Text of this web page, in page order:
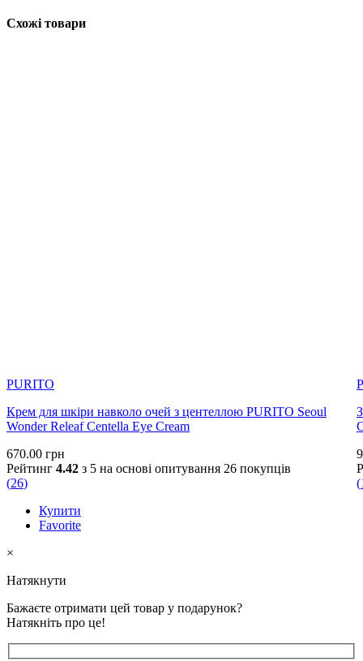
Схожі товари
PURITO
Крем для шкіри навколо очей з центеллою PURITO Seoul
Wonder Releaf Centella Eye Cream
670.00 грн
Рейтинг 4.42 з 5 на основі опитування 26 покупців
(26)
Купити
Favorite
(
×
Натякнути
Бажаєте отримати цей товар у подарунок?
Натякніть про це!